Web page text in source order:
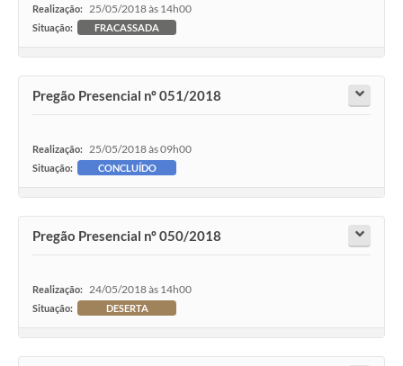
Realização: 25/05/2018 às 14h00
Situação: FRACASSADA
Pregão Presencial nº 051/2018
Realização: 25/05/2018 às 09h00
Situação: CONCLUÍDO
Pregão Presencial nº 050/2018
Realização: 24/05/2018 às 14h00
Situação: DESERTA